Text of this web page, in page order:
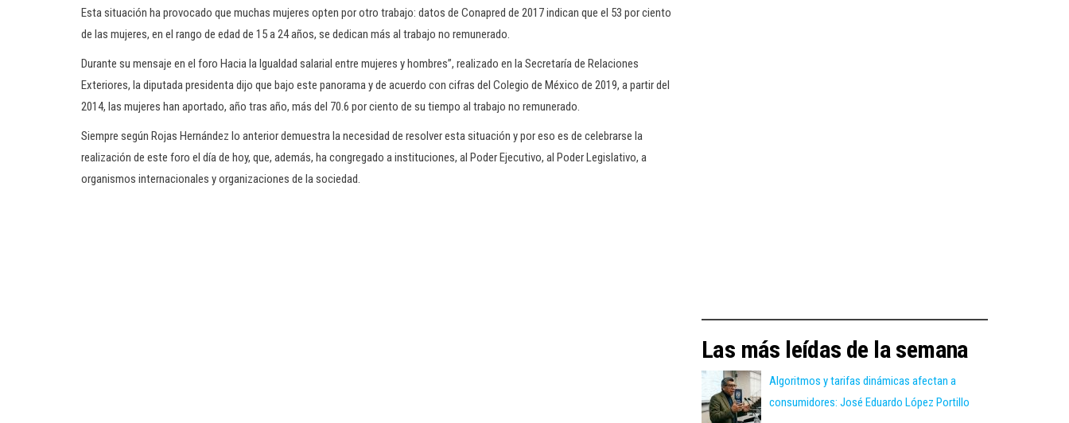
Esta situación ha provocado que muchas mujeres opten por otro trabajo: datos de Conapred de 2017 indican que el 53 por ciento
de las mujeres, en el rango de edad de 15 a 24 años, se dedican más al trabajo no remunerado.
Durante su mensaje en el foro Hacia la Igualdad salarial entre mujeres y hombres”, realizado en la Secretaría de Relaciones
Exteriores, la diputada presidenta dijo que bajo este panorama y de acuerdo con cifras del Colegio de México de 2019, a partir del
2014, las mujeres han aportado, año tras año, más del 70.6 por ciento de su tiempo al trabajo no remunerado.
Siempre según Rojas Hernández lo anterior demuestra la necesidad de resolver esta situación y por eso es de celebrarse la
realización de este foro el día de hoy, que, además, ha congregado a instituciones, al Poder Ejecutivo, al Poder Legislativo, a
organismos internacionales y organizaciones de la sociedad.
Las más leídas de la semana
Algoritmos y tarifas dinámicas afectan a
consumidores: José Eduardo López Portillo